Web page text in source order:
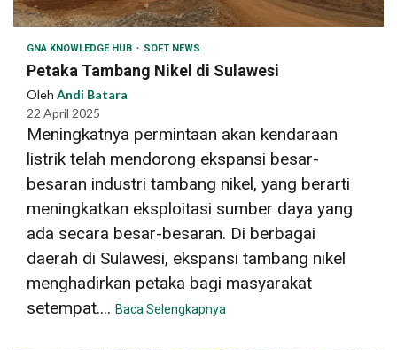
GNA KNOWLEDGE HUB SOFT NEWS
Petaka Tambang Nikel di Sulawesi
Oleh Andi Batara
22 April 2025
Meningkatnya permintaan akan kendaraan
listrik telah mendorong ekspansi besar-
besaran industri tambang nikel, yang berarti
meningkatkan eksploitasi sumber daya yang
ada secara besar-besaran. Di berbagai
daerah di Sulawesi, ekspansi tambang nikel
menghadirkan petaka bagi masyarakat
setempat.... Baca Selengkapnya